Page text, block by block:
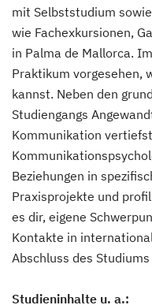
mit Selbststudium
wie Fachexkursionen,
in Palma de Mallorca.
Praktikum vorgesehen,
kannst. Neben den
Studiengangs
Kommunikation
Beziehungen in
Praxisprojekte und
es dir, eigene
Kontakte in
Abschluss des
Studieninhalte u. a.: